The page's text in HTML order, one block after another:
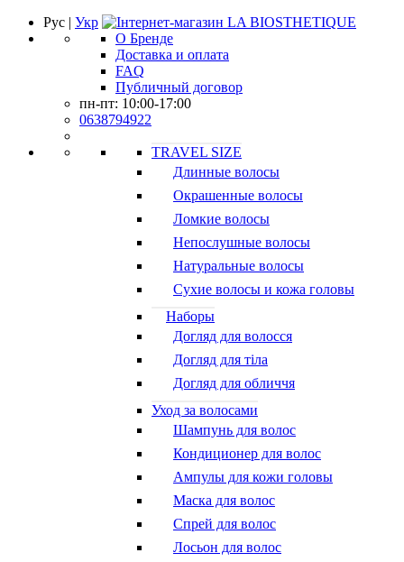
Рус | Укр
О Бренде
Доставка и оплата
FAQ
Публичный договор
пн-пт: 10:00-17:00
0638794922
TRAVEL SIZE
Длинные волосы
Окрашенные волосы
Ломкие волосы
Непослушные волосы
Натуральные волосы
Сухие волосы и кожа головы
Наборы
Догляд для волосся
Догляд для тіла
Догляд для обличчя
Уход за волосами
Шампунь для волос
Кондиционер для волос
Ампулы для кожи головы
Маска для волос
Спрей для волос
Лосьон для волос